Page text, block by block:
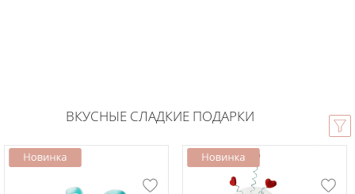
ВКУСНЫЕ СЛАДКИЕ ПОДАРКИ